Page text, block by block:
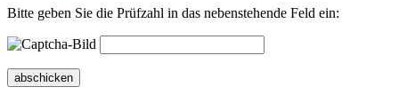
Bitte geben Sie die Prüfzahl in das nebenstehende Feld ein:
abschicken